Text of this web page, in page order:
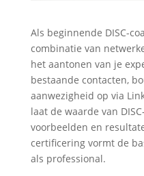
Als beginnende DISC-
combinatie van
het aantonen van je
bestaande contacten,
aanwezigheid op via
laat de waarde van
voorbeelden en
certificering vormt de
als professional.